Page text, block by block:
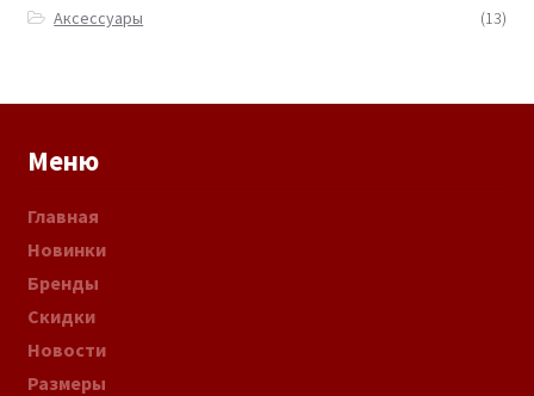
Аксессуары
(13)
Меню
Главная
Новинки
Бренды
Скидки
Новости
Размеры